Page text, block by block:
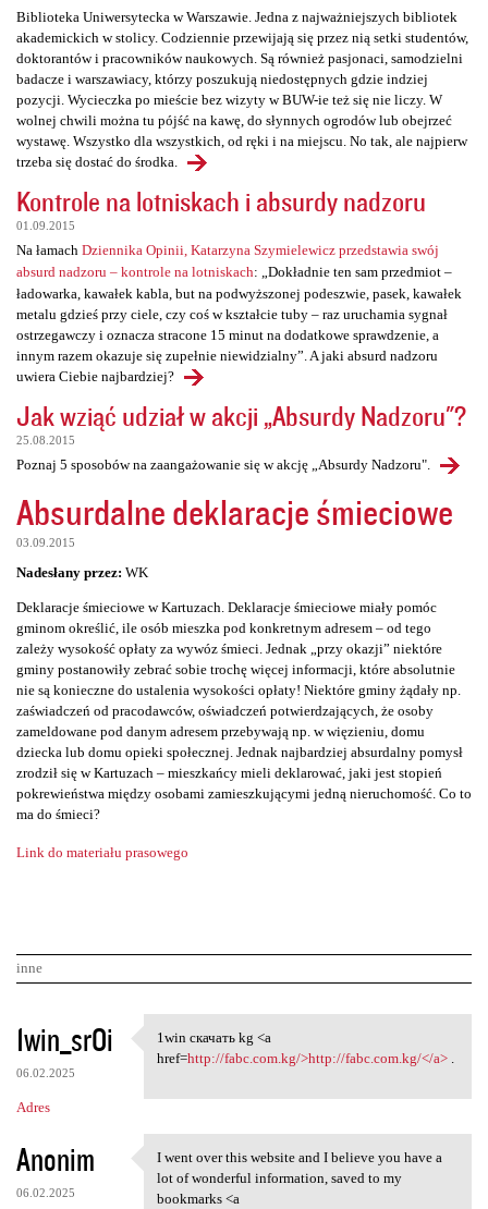
Biblioteka Uniwersytecka w Warszawie. Jedna z najważniejszych bibliotek
akademickich w stolicy. Codziennie przewijają się przez nią setki studentów,
doktorantów i pracowników naukowych. Są również pasjonaci, samodzielni
badacze i warszawiacy, którzy poszukują niedostępnych gdzie indziej
pozycji. Wycieczka po mieście bez wizyty w BUW-ie też się nie liczy. W
wolnej chwili można tu pójść na kawę, do słynnych ogrodów lub obejrzeć
wystawę. Wszystko dla wszystkich, od ręki i na miejscu. No tak, ale najpierw
trzeba się dostać do środka.
Kontrole na lotniskach i absurdy nadzoru
01.09.2015
Na łamach Dziennika Opinii, Katarzyna Szymielewicz przedstawia swój
absurd nadzoru – kontrole na lotniskach: „Dokładnie ten sam przedmiot –
ładowarka, kawałek kabla, but na podwyższonej podeszwie, pasek, kawałek
metalu gdzieś przy ciele, czy coś w kształcie tuby – raz uruchamia sygnał
ostrzegawczy i oznacza stracone 15 minut na dodatkowe sprawdzenie, a
innym razem okazuje się zupełnie niewidzialny”. A jaki absurd nadzoru
uwiera Ciebie najbardziej?
Jak wziąć udział w akcji „Absurdy Nadzoru"?
25.08.2015
Poznaj 5 sposobów na zaangażowanie się w akcję „Absurdy Nadzoru".
Absurdalne deklaracje śmieciowe
03.09.2015
Nadesłany przez: WK
Deklaracje śmieciowe w Kartuzach. Deklaracje śmieciowe miały pomóc
gminom określić, ile osób mieszka pod konkretnym adresem – od tego
zależy wysokość opłaty za wywóz śmieci. Jednak „przy okazji” niektóre
gminy postanowiły zebrać sobie trochę więcej informacji, które absolutnie
nie są konieczne do ustalenia wysokości opłaty! Niektóre gminy żądały np.
zaświadczeń od pracodawców, oświadczeń potwierdzających, że osoby
zameldowane pod danym adresem przebywają np. w więzieniu, domu
dziecka lub domu opieki społecznej. Jednak najbardziej absurdalny pomysł
zrodził się w Kartuzach – mieszkańcy mieli deklarować, jaki jest stopień
pokrewieństwa między osobami zamieszkującymi jedną nieruchomość. Co to
ma do śmieci?
Link do materiału prasowego
inne
K
o
m
e
n
t
1win_srOi
06.02.2025
Adres
1win скачать kg <a href=http:
1win скачать kg <a
href=http://fabc.com.kg/>http://fabc.com.kg/</a>.
Anonim
06.02.2025
I went over this website
I went over this website and I believe you have a
lot of wonderful information, saved to my
bookmarks <a